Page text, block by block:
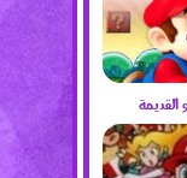
القديمة